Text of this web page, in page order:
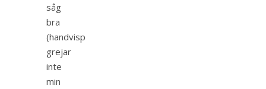
såg
bra
(handvisp
grejar
inte
min